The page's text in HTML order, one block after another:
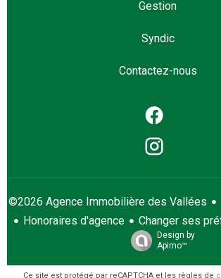
Gestion
Syndic
Contactez-nous
©2026 Agence Immobilière des Vallées
Honoraires d'agence
Changer ses
Design by
Apimo™
Ce site est protégé par reCAPTCHA et les règles de